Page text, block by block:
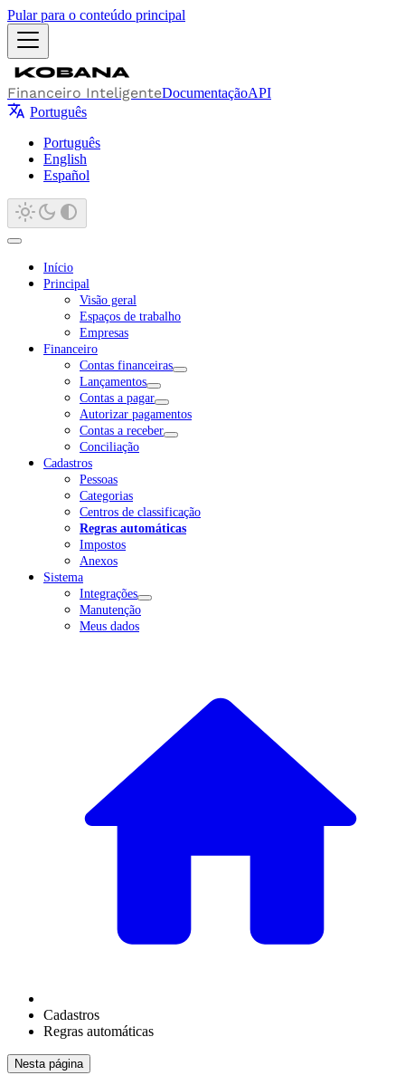
Pular para o conteúdo principal
Financeiro InteligenteDocumentaçãoAPI
Português
Português
English
Español
Início
Principal
Visão geral
Espaços de trabalho
Empresas
Financeiro
Contas financeiras
Lançamentos
Contas a pagar
Autorizar pagamentos
Contas a receber
Conciliação
Cadastros
Pessoas
Categorias
Centros de classificação
Regras automáticas
Impostos
Anexos
Sistema
Integrações
Manutenção
Meus dados
Cadastros
Regras automáticas
Nesta página